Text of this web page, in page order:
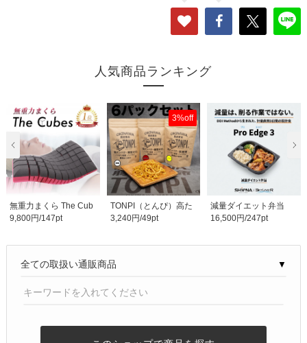
人気商品ランキング
無重力まくら The Cub
es
9,800円/147pt
3%off
TONPI（とんぴ）高た
んぱく低糖質食品６..
3,240円/49pt
減量ダイエット弁当
『Pro Edge 3（プロ..
16,500円/247pt
▼